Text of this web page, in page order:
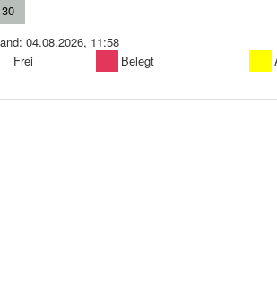
30
04.08.2026, 11:58
Frei
Belegt